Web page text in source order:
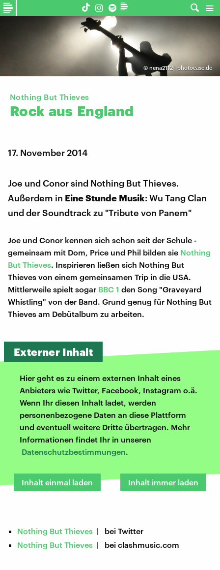
© nena2112 | photocase.de
Nothing But Thieves
Rock aus England
17. November 2014
Joe und Conor sind Nothing But Thieves.
Außerdem in Eine Stunde Musik: Wu Tang Clan
und der Soundtrack zu "Tribute von Panem"
Joe und Conor kennen sich schon seit der Schule -
gemeinsam mit Dom, Price und Phil bilden sie Nothing
But Thieves. Inspirieren ließen sich Nothing But
Thieves von einem gemeinsamen Trip in die USA.
Mittlerweile spielt sogar BBC 1 den Song "Graveyard
Whistling" von der Band. Grund genug für Nothing But
Thieves am Debütalbum zu arbeiten.
Externer Inhalt
Hier geht es zu einem externen Inhalt eines
Anbieters wie Twitter, Facebook, Instagram o.ä.
Wenn Ihr diesen Inhalt ladet, werden
personenbezogene Daten an diese Plattform
und eventuell weitere Dritte übertragen. Mehr
Informationen findet Ihr in unseren
Datenschutzbestimmungen.
Inhalt einmal laden Inhalt immer laden
Nothing But Thieves | bei Twitter
Nothing But Thieves | bei clashmusic.com